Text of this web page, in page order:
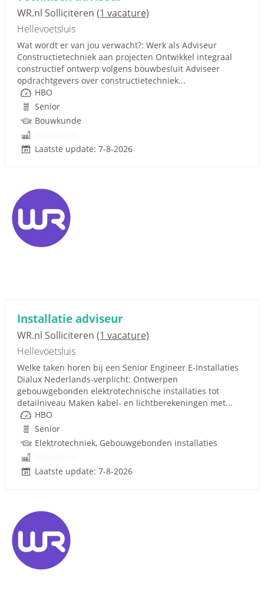
WR.nl Solliciteren (1 vacature)
Hellevoetsluis
Wat wordt er van jou verwacht?: Werk als Adviseur
Constructietechniek aan projecten Ontwikkel integraal
constructief ontwerp volgens bouwbesluit Adviseer
opdrachtgevers over constructietechniek...
HBO
Senior
Bouwkunde
Laatste update: 7-8-2026
Installatie adviseur
WR.nl Solliciteren (1 vacature)
Hellevoetsluis
Welke taken horen bij een Senior Engineer E-Installaties
Dialux Nederlands-verplicht: Ontwerpen
gebouwgebonden elektrotechnische installaties tot
detailniveau Maken kabel- en lichtberekeningen met...
HBO
Senior
Elektrotechniek, Gebouwgebonden installaties
Laatste update: 7-8-2026